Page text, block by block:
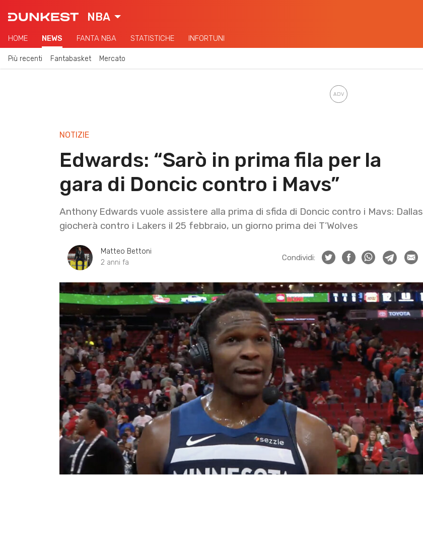
NBA
HOME NEWS FANTA NBA STATISTICHE INFORTUNI
Più recenti Fantabasket Mercato
NOTIZIE
Edwards: “Sarò in prima fila per la
gara di Doncic contro i Mavs”
Anthony Edwards vuole assistere alla prima di sfida di Doncic contro i Mavs: Dallas
giocherà contro i Lakers il 25 febbraio, un giorno prima dei T’Wolves
Matteo Bettoni
2 anni fa
Condividi: